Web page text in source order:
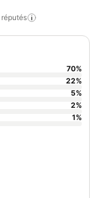
réputés
70%
22%
5%
2%
1%